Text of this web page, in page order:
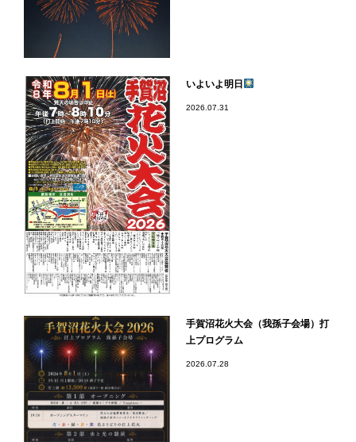
いよいよ明日
2026.07.31
手賀沼花火大会（我孫子会場）打
上プログラム
2026.07.28